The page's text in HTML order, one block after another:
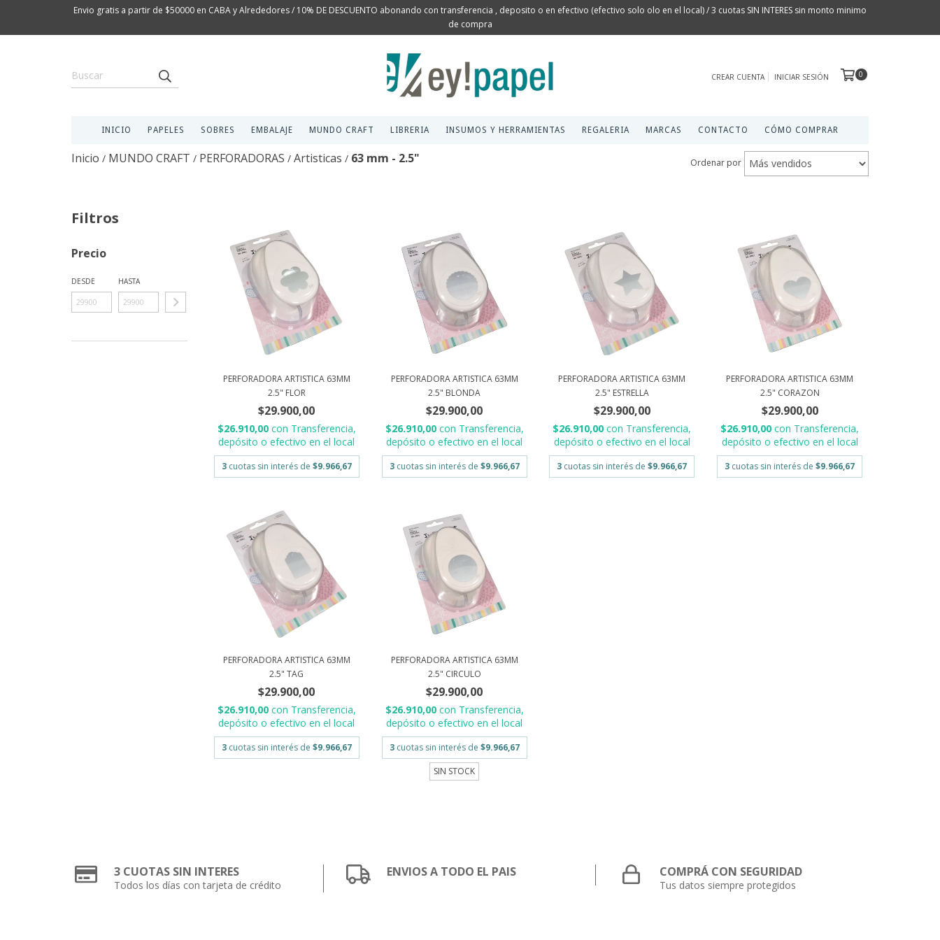
Envio gratis a partir de $50000 en CABA y Alrededores / 10% DE DESCUENTO abonando con transferencia , deposito o en efectivo (efectivo solo olo en el local) / 3 cuotas SIN INTERES sin monto minimo
de compra
CREAR CUENTA INICIAR SESIÓN 0
INICIO PAPELES SOBRES EMBALAJE MUNDO CRAFT LIBRERIA INSUMOS Y HERRAMIENTAS REGALERIA MARCAS CONTACTO CÓMO COMPRAR
Inicio / MUNDO CRAFT / PERFORADORAS / Artisticas / 63 mm - 2.5" Ordenar por
Filtros
Precio
DESDE HASTA
PERFORADORA ARTISTICA 63MM
2.5" FLOR
$29.900,00
$26.910,00 con Transferencia,
depósito o efectivo en el local
3 cuotas sin interés de $9.966,67
PERFORADORA ARTISTICA 63MM
2.5" BLONDA
$29.900,00
$26.910,00 con Transferencia,
depósito o efectivo en el local
3 cuotas sin interés de $9.966,67
PERFORADORA ARTISTICA 63MM
2.5" ESTRELLA
$29.900,00
$26.910,00con Transferencia,
depósito o efectivo en el local
3 cuotas sin interés de$9.966,67
PERFORADORA ARTISTICA 63MM
2.5" CORAZON
$29.900,00
$26.910,00con Transferencia,
depósito o efectivo en el local
3 cuotas sin interés de$9.966,67
PERFORADORA ARTISTICA 63MM
2.5" TAG
$29.900,00
$26.910,00 con Transferencia,
depósito o efectivo en el local
3 cuotas sin interés de $9.966,67
PERFORADORA ARTISTICA 63MM
2.5" CIRCULO
$29.900,00
$26.910,00 con Transferencia,
depósito o efectivo en el local
3 cuotas sin interés de $9.966,67
SIN STOCK
3 CUOTAS SIN INTERES
Todos los días con tarjeta de crédito
ENVIOS A TODO EL PAIS COMPRÁ CON SEGURIDAD
Tus datos siempre protegidos